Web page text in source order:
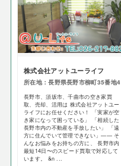
株式会社アットユーライフ
所在地：長野県長野市柳町35番地4
長野市、須坂市、千曲市の空き家買
取、売却、活用は 株式会社アットユー
ライフにお任せください！ 「実家が空
き家になって困っている」 「相続した
長野市内の不動産を手放したい」 「遠
方に住んでいて管理できない」—— そ
んなお悩みをお持ちの方に、 長野市内
最短14日〜のスピード買取で対応して
います。 &n ...